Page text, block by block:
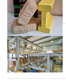
28.11.2025